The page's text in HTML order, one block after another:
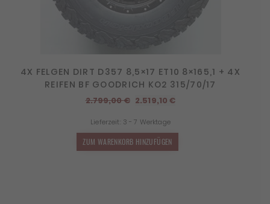
4X FELGEN DIRT D357 8,5×17 ET10 8×165,1 + 4X
REIFEN BF GOODRICH KO2 315/70/17
2.799,00€ Ursprünglicher
war:
2.799,00 €
2.519,10€Aktueller
Lieferzeit: 3 - 7 Werktage
ZUM WARENKORB HINZUFÜGEN